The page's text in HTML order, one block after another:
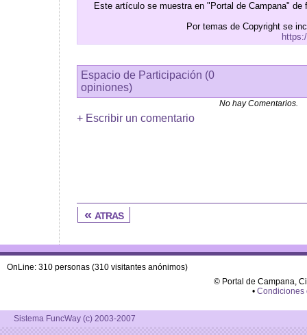
Este artículo se muestra en "Portal de Campana"
Por temas de Copyright se
Espacio de Participación (0
opiniones)
No hay Comentarios.
+ Escribir un comentario
« atras
OnLine: 310 personas (310 visitantes anónimos)
© Portal de Campana,
• Condiciones
Sistema FuncWay (c) 2003-2007